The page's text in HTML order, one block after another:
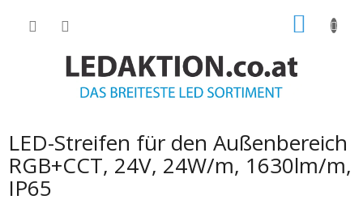
LED-Streifen für den Außenbereich
RGB+CCT, 24V, 24W/m, 1630lm/m,
IP65